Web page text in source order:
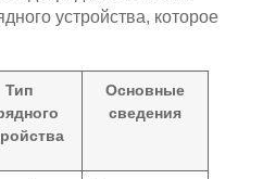
устройства, которое
Тип
Основные
сведения